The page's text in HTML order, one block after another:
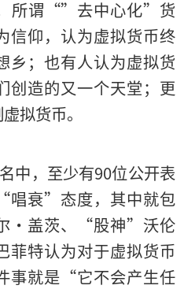
所谓“”去中心化”货
信仰，认为虚拟货币终
乡；也有人认为虚拟货
创造的又一个天堂；更
拟货币。
中，至少有90位公开表
唱衰”态度，其中就包
·盖茨、“股神”沃伦
特认为对于虚拟货币
事就是“它不会产生任